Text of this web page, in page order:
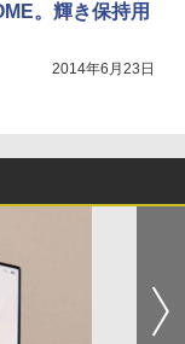
。輝き保持用
2014年6月23日